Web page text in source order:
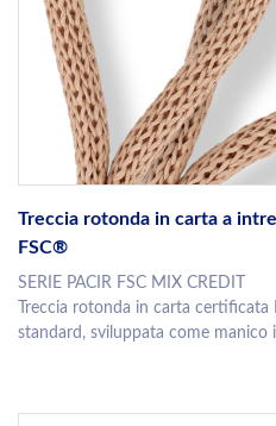
Treccia rotonda in carta a
FSC®
SERIE PACIR FSC MIX CREDIT
Treccia rotonda in carta
standard, sviluppata come manico